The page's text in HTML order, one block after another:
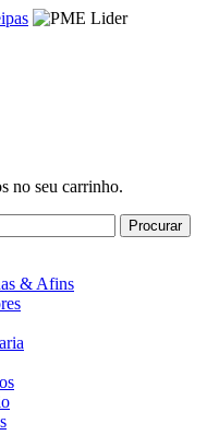
no seu carrinho.
Procurar
& Afins